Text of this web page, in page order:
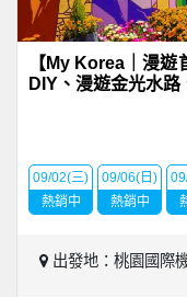
【My Korea｜漫
DIY、漫遊金光水
09/02(三)
熱銷中
09/06(日)
熱銷中
出發地：桃園國際